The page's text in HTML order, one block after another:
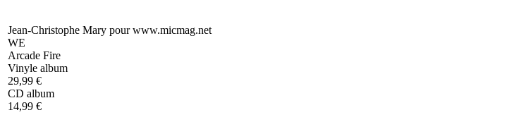
Jean-Christophe Mary pour www.micmag.net
WE
Arcade Fire
Vinyle album
29,99 €
CD album
14,99 €